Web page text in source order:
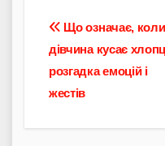
Навігація
записів
Що означає, коли
дівчина кусає
розгадка емоцій і
жестів